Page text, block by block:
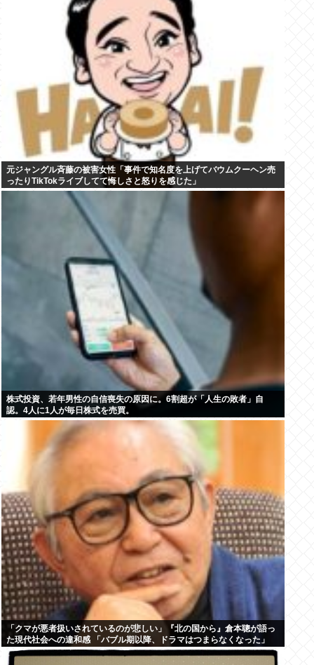
元ジャングル斉藤の被害女性「事件で知名度を上げてバウムクーヘン売
ったりTikTokライブしてて悔しさと怒りを感じた」
株式投資、若年男性の自信喪失の原因に。6割超が「人生の敗者」自
認。4人に1人が毎日株式を売買。
「クマが悪者扱いされているのが悲しい」『北の国から』倉本聰が語っ
た現代社会への違和感 「バブル期以降、ドラマはつまらなくなった」